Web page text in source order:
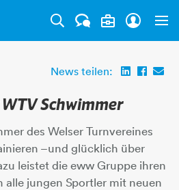
News teilen:
Schwimmer
des Welser Turnvereines
–und glücklich über
leistet die eww Gruppe ihren
alle jungen Sportler mit neuen